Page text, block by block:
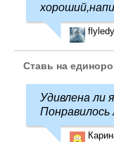
flyledy
Ставь на
Удивлена ли
Понравилось